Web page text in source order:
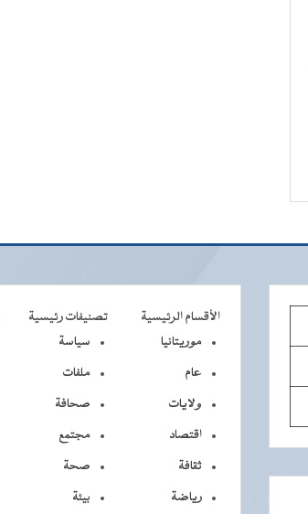
الأقسام الرئيسية تصنيفات رئيسية
موريتانيا
عام
ولايات
اقتصاد
ثقافة
رياضة
سياسة
ملفات
صحافة
مجتمع
صحة
بيئة